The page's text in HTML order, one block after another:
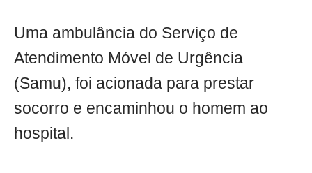
Uma ambulância do Serviço de
Atendimento Móvel de Urgência
(Samu), foi acionada para prestar
socorro e encaminhou o homem ao
hospital.